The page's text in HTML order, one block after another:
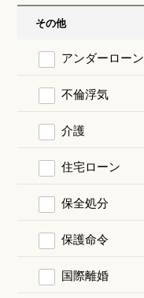
その他
アンダーローン
不倫浮気
介護
住宅ローン
保全処分
保護命令
国際離婚